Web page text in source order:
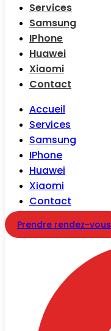
Services
Samsung
IPhone
Huawei
Xiaomi
Contact
Accueil
Services
Samsung
IPhone
Huawei
Xiaomi
Contact
Prendre rendez-vous